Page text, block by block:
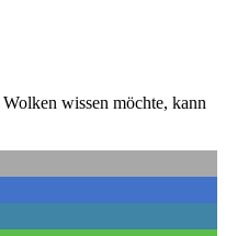
wissen möchte, kann